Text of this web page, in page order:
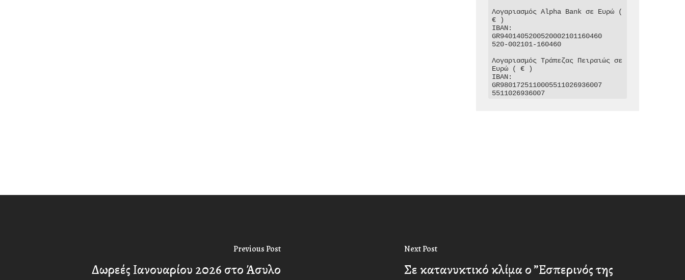
Λογαριασμός Alpha Bank σε Ευρώ (
€ )
IBAN:
GR9401405200520002101160460
520-002101-160460
Λογαριασμός Τράπεζας Πειραιώς σε
Ευρώ ( € )
IBAN:
GR9801725110005511026936007
5511026936007
Previous Post
Δωρεές Ιανουαρίου 2026 στο Άσυλο
Next Post
Σε κατανυκτικό κλίμα ο ”Εσπερινός της